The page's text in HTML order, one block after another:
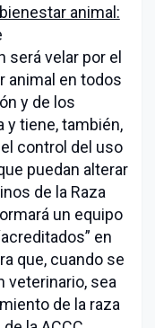
animal:
será velar por el
animal en todos
y de los
y tiene, también,
control del uso
puedan alterar
de la Raza
un equipo
en
que, cuando se
veterinario, sea
de la raza